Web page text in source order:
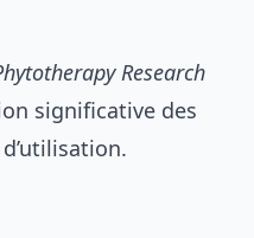
Research
significative des